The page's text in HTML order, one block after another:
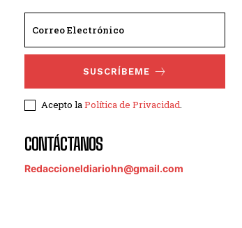
SUSCRÍBEME
Acepto laPolítica de Privacidad.
CONTÁCTANOS
Redaccioneldiariohn@gmail.com